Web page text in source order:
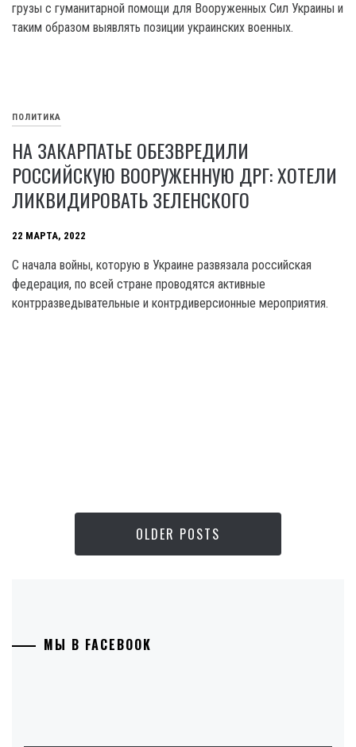
грузы с гуманитарной помощи для Вооруженных Сил Украины и
таким образом выявлять позиции украинских военных.
ПОЛИТИКА
НА ЗАКАРПАТЬЕ ОБЕЗВРЕДИЛИ
РОССИЙСКУЮ ВООРУЖЕННУЮ ДРГ: ХОТЕЛИ
ЛИКВИДИРОВАТЬ ЗЕЛЕНСКОГО
22 МАРТА, 2022
С начала войны, которую в Украине развязала российская
федерация, по всей стране проводятся активные
контрразведывательные и контрдиверсионные мероприятия.
OLDER POSTS
МЫ В FACEBOOK